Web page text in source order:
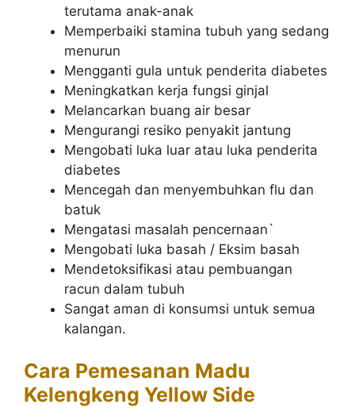
terutama anak-anak
Memperbaiki stamina tubuh yang sedang
menurun
Mengganti gula untuk penderita diabetes
Meningkatkan kerja fungsi ginjal
Melancarkan buang air besar
Mengurangi resiko penyakit jantung
Mengobati luka luar atau luka penderita
diabetes
Mencegah dan menyembuhkan flu dan
batuk
Mengatasi masalah pencernaan`
Mengobati luka basah / Eksim basah
Mendetoksifikasi atau pembuangan
racun dalam tubuh
Sangat aman di konsumsi untuk semua
kalangan.
Cara Pemesanan Madu
Kelengkeng Yellow Side